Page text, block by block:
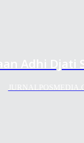
Adhi Djati